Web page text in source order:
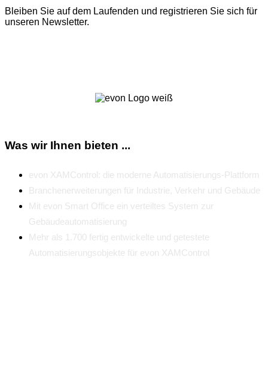
Bleiben Sie auf dem Laufenden und registrieren Sie sich für
unseren Newsletter.
Was wir Ihnen bieten ...
evon XAMControl: die moderne Automatisierungs-Plattform
Branchenerweiterungen für Industrie, Verkehr und Gebäude
Mit evon Smart Office ein verteiltes System zur
Gebäudeautomatisierung
Mehr als 1.700 fertig entwickelte und getestete
Automatisierungsobjekte für evon XAMControl